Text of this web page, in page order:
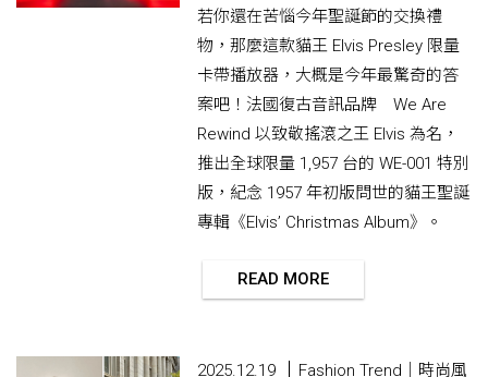
若你還在苦惱今年聖誕節的交換禮
物，那麼這款貓王 Elvis Presley 限量
卡帶播放器，大概是今年最驚奇的答
案吧！法國復古音訊品牌 We Are
Rewind 以致敬搖滾之王 Elvis 為名，
推出全球限量 1,957 台的 WE-001 特別
版，紀念 1957 年初版問世的貓王聖誕
專輯《Elvis’ Christmas Album》。
READ MORE
2025.12.19
Fashion Trend｜時尚風